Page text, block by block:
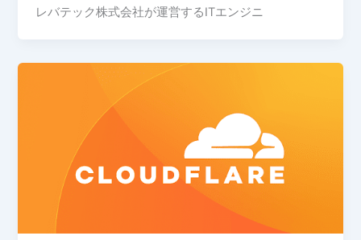
レバテック株式会社が運営するITエンジニ